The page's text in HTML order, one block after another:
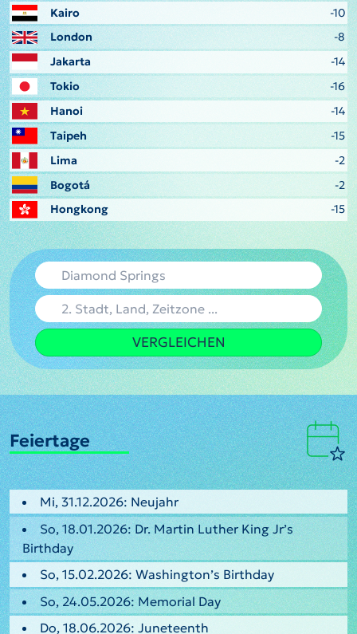
Kairo
-10
London
-8
Jakarta
-14
Tokio
-16
Hanoi
-14
Taipeh
-15
Lima
-2
Bogotá
-2
Hongkong
-15
VERGLEICHEN
Feiertage
Mi, 31.12.2026: Neujahr
So, 18.01.2026: Dr. Martin Luther King Jr’s
Birthday
So, 15.02.2026: Washington’s Birthday
So, 24.05.2026: Memorial Day
Do, 18.06.2026: Juneteenth